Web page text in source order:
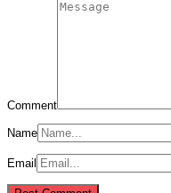
Comment
Name
Email